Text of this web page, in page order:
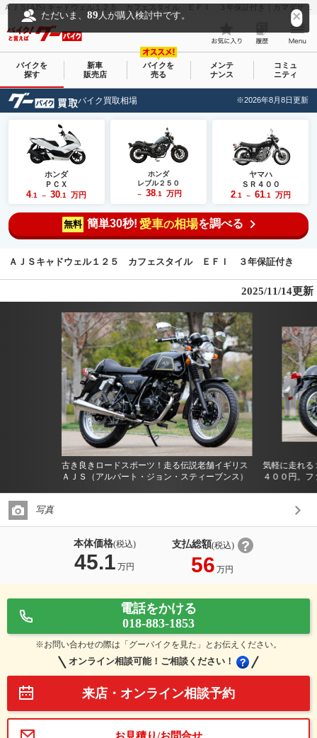
ＡＪＳ(AJS) キャドウェル１２５ カフェスタイル ＥＦＩ ３年保証付き｜カマダサイクルｅｘ｜新車・中古バイクなら【グーバイク(GooBike)】
ただいま、89 人が購入検討中です。
バイクを
探す
新車
販売店
バイクを
売る
メンテ
ナンス
コミュ
ニティ
バイク買取相場 ※2026年8月8日更新
ホンダ
ＰＣＸ
4.1 ～ 30 .1 万円
ホンダ
レブル２５０
～ 38.1 万円
ヤマハ
ＳＲ４００
2.1 ～ 61.1 万円
無料 簡単30秒! 愛車の相場を調べる
ＡＪＳキャドウェル１２５ カフェスタイル ＥＦＩ ３年保証付き
2025/11/14更新
古き良きロードスポーツ！走る伝説老舗イギリス
ＡＪＳ（アルバート・ジョン・スティーブンス）
気軽に走れる
４００円。
写真
本体価格(税込)
45.1 万円
支払総額(税込)
56 万円
電話をかける
018-883-1853
※お問い合わせの際は「グーバイクを見た」とお伝えください。
オンライン相談可能！ご相談ください！
来店・オンライン相談予約
お見積り/お問合せ